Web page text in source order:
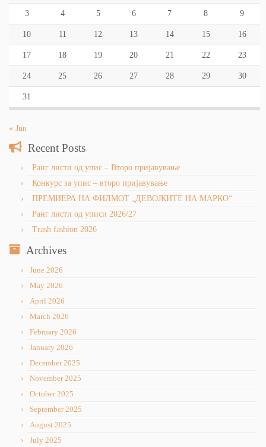
3 4 5 6 7 8 9
10 11 12 13 14 15 16
17 18 19 20 21 22 23
24 25 26 27 28 29 30
31
« Jun
Recent Posts
Ранг листи од упис – Второ пријавување
Конкурс за упис – второ пријавување
ПРЕМИЕРА НА ФИЛМОТ „ДЕВОЈКИТЕ НА МАРКО“
Ранг листи од уписи 2026/27
Trash fashion 2026
Archives
June 2026
May 2026
April 2026
March 2026
February 2026
January 2026
December 2025
November 2025
October 2025
September 2025
August 2025
July 2025